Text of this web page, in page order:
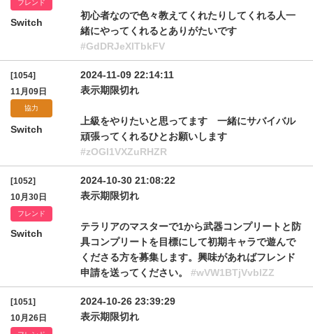
フレンド
Switch
初心者なので色々教えてくれたりしてくれる人一
緒にやってくれるとありがたいです
#GdDRJeXlTbkFV
[1054]
11月09日
協力
Switch
2024-11-09 22:14:11
表示期限切れ
上級をやりたいと思ってます 一緒にサバイバル
頑張ってくれるひとお願いします
#zOGI1VXZuRHZR
[1052]
10月30日
フレンド
Switch
2024-10-30 21:08:22
表示期限切れ
テラリアのマスターで1から武器コンプリートと防
具コンプリートを目標にして初期キャラで遊んで
くださる方を募集します。興味があればフレンド
申請を送ってください。 #wVW1BTjVvblZZ
[1051]
10月26日
2024-10-26 23:39:29
表示期限切れ